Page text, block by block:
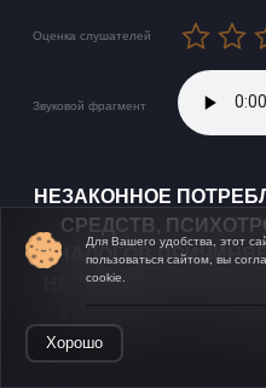
Оценка слушателей
Звуковой фрагмент
НЕЗАКОННОЕ
СРЕДСТВ,
АНАЛОГОВ
НЕЗАКОННЫЙ
Для Вашего удобства, этот
пользоваться сайтом, вы
cookie.
Хорошо